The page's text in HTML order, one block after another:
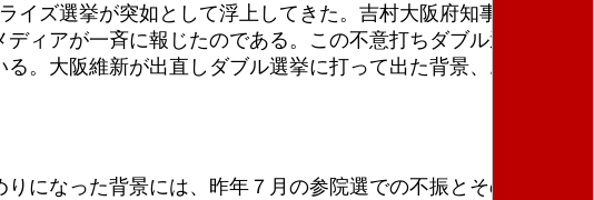
ズ選挙が突如として浮上してきた。吉村大阪府知事と横山大
ィアが一斉に報じたのである。この不意打ちダブル選挙に対
。大阪維新が出直しダブル選挙に打って出た背景、および
になった背景には、昨年７月の参院選での不振とその後の相